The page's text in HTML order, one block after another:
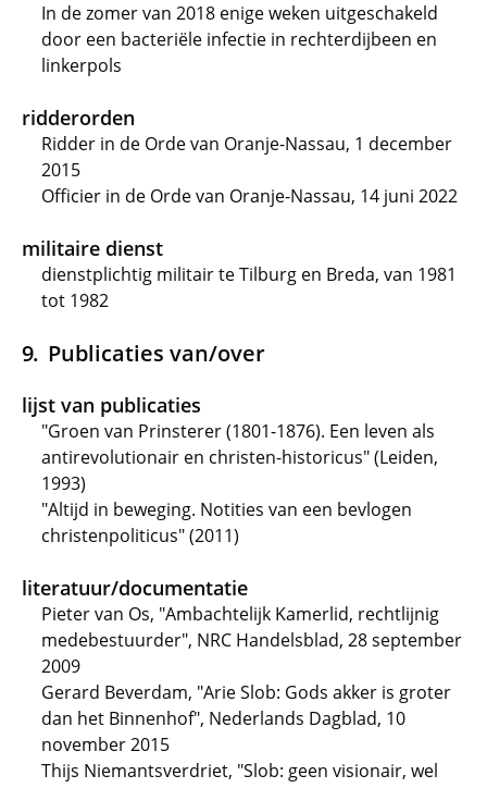
In de zomer van 2018 enige weken uitgeschakeld
door een bacteriële infectie in rechterdijbeen en
linkerpols
ridderorden
Ridder in de Orde van Oranje-Nassau, 1 december
2015
Officier in de Orde van Oranje-Nassau, 14 juni 2022
militaire dienst
dienstplichtig militair te Tilburg en Breda, van 1981
tot 1982
Publicaties van/over
lijst van publicaties
"Groen van Prinsterer (1801-1876). Een leven als
antirevolutionair en christen-historicus" (Leiden,
1993)
"Altijd in beweging. Notities van een bevlogen
christenpoliticus" (2011)
literatuur/documentatie
Pieter van Os, "Ambachtelijk Kamerlid, rechtlijnig
medebestuurder", NRC Handelsblad, 28 september
2009
Gerard Beverdam, "Arie Slob: Gods akker is groter
dan het Binnenhof", Nederlands Dagblad, 10
november 2015
Thijs Niemantsverdriet, "Slob: geen visionair, wel